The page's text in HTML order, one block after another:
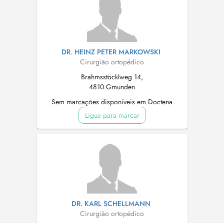
DR. HEINZ PETER MARKOWSKI
Cirurgião ortopédico
Brahmsstöcklweg 14,
4810 Gmunden
Sem marcações disponíveis em Doctena
Ligue para marcar
DR. KARL SCHELLMANN
Cirurgião ortopédico